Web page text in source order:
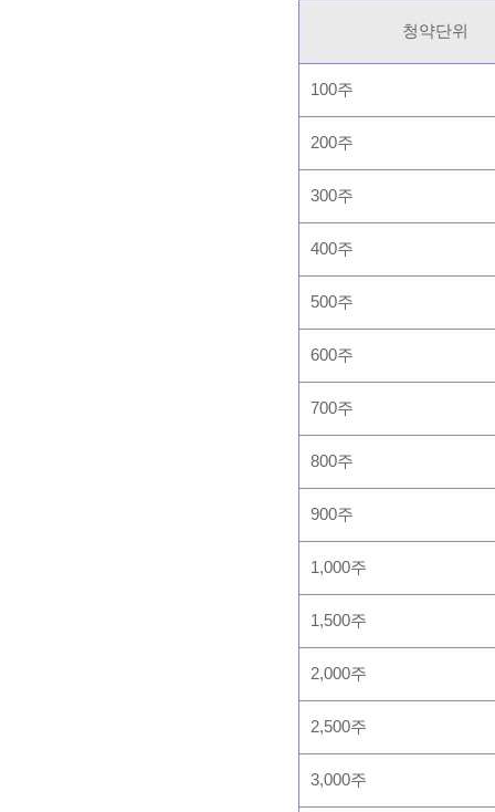
청약단위
100주
200주
300주
400주
500주
600주
700주
800주
900주
1,000주
1,500주
2,000주
2,500주
3,000주